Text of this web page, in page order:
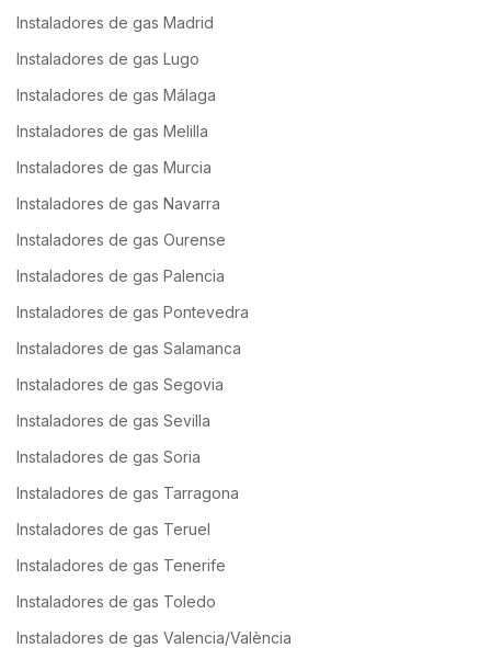
Instaladores de gas Madrid
Instaladores de gas Lugo
Instaladores de gas Málaga
Instaladores de gas Melilla
Instaladores de gas Murcia
Instaladores de gas Navarra
Instaladores de gas Ourense
Instaladores de gas Palencia
Instaladores de gas Pontevedra
Instaladores de gas Salamanca
Instaladores de gas Segovia
Instaladores de gas Sevilla
Instaladores de gas Soria
Instaladores de gas Tarragona
Instaladores de gas Teruel
Instaladores de gas Tenerife
Instaladores de gas Toledo
Instaladores de gas Valencia/València